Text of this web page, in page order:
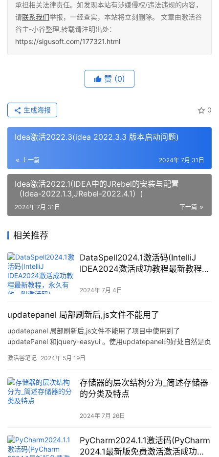
承担相关法律责任。如发现本站有涉嫌侵权/违法违规的内容，
请联系我们举报，一经查实，本站将立刻删除。 文章由激活谷
谷主-小谷整理,转载请注明出处：
https://sigusoft.com/177321.html
赞 (0)
0
生成海报
Idea激活2022.3(idea 2022.3.3 版本启动问题)
上一篇 2024年 7月 31日
Idea激活2022.1(IDEA中的JRebel的安装与配置
（Idea-2022.1.3,JRebel-2022.4.1）)
下一篇
2024年 7月 31日
相关推荐
DataSpell2024.1激活码(IntelliJ
IDEA2024激活成功教程最新教程，
2024年 7月 4日
updatepanel 局部刷新后,js文件不能用了
updatepanel 局部刷新后,js文件不能用了项目中使用到了
updatePanel 和jquery-easyui 。使用updatepanel的好处自然是页
使用easyui 的好处除了界面还不错之外，也因为使用方便。<div
激活谷笔记 2024年 5月 19日
存储器的层次结构分为_简述存储器
的分类及特点
2024年 7月 26日
PyCharm2024.1.1激活码(PyCharm
2024.1最新版免费激活激活成功教